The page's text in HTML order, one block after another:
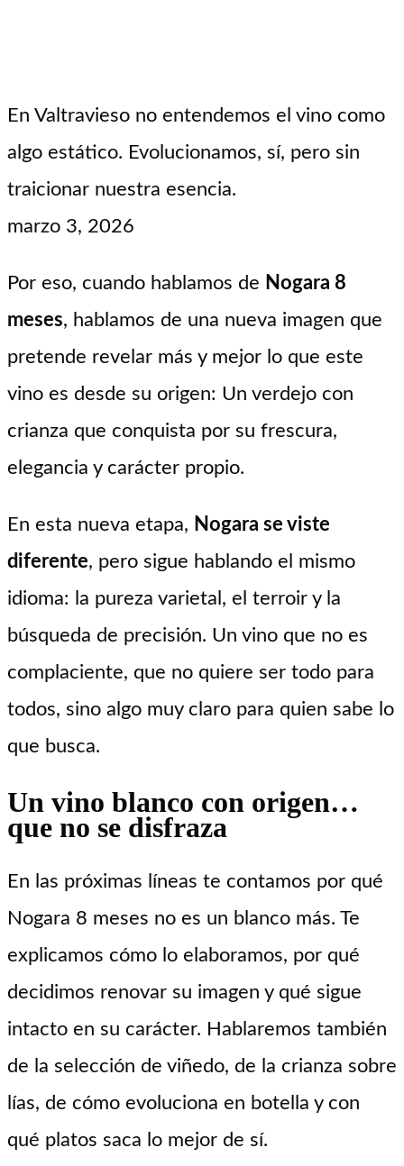
En Valtravieso no entendemos el vino como
algo estático. Evolucionamos, sí, pero sin
traicionar nuestra esencia.
marzo 3, 2026
Por eso, cuando hablamos de Nogara 8
meses, hablamos de una nueva imagen que
pretende revelar más y mejor lo que este
vino es desde su origen: Un verdejo con
crianza que conquista por su frescura,
elegancia y carácter propio.
En esta nueva etapa, Nogara se viste
diferente, pero sigue hablando el mismo
idioma: la pureza varietal, el terroir y la
búsqueda de precisión. Un vino que no es
complaciente, que no quiere ser todo para
todos, sino algo muy claro para quien sabe lo
que busca.
Un vino blanco con origen…
que no se disfraza
En las próximas líneas te contamos por qué
Nogara 8 meses no es un blanco más. Te
explicamos cómo lo elaboramos, por qué
decidimos renovar su imagen y qué sigue
intacto en su carácter. Hablaremos también
de la selección de viñedo, de la crianza sobre
lías, de cómo evoluciona en botella y con
qué platos saca lo mejor de sí.